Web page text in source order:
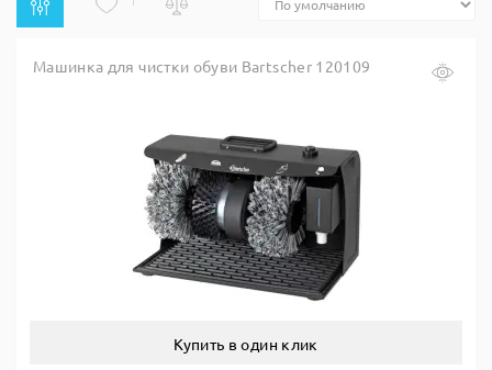
Машинка для чистки обуви Bartscher 120109
Купить в один клик